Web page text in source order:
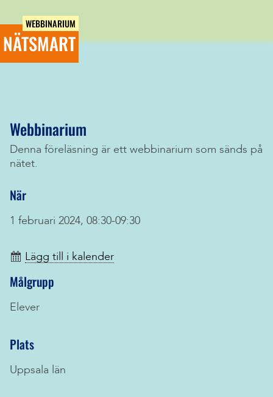
WEBBINARIUM
NÄTSMART
Webbinarium
Denna föreläsning är ett webbinarium som sänds på
nätet.
När
1 februari 2024, 08:30-09:30
Lägg till i kalender
Målgrupp
Elever
Plats
Uppsala län